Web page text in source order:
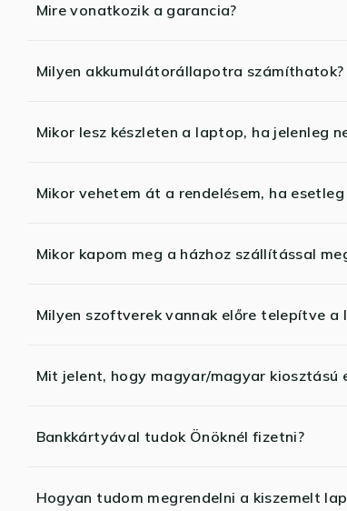
Mire vonatkozik a garancia?
Milyen akkumulátorállapotra számíthatok?
Mikor lesz készleten a laptop, ha jelenleg
Mikor vehetem át a rendelésem, ha
Mikor kapom meg a házhoz szállítással
Milyen szoftverek vannak előre telepítve a
Mit jelent, hogy magyar/magyar
Bankkártyával tudok Önöknél fizetni?
Hogyan tudom megrendelni a kiszemelt